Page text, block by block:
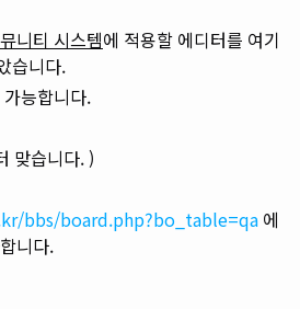
니티 시스템에 적용할 에디터를 여기
습니다.
능합니다.
맞습니다. )
bbs/board.php?bo_table=qa 에
니다.